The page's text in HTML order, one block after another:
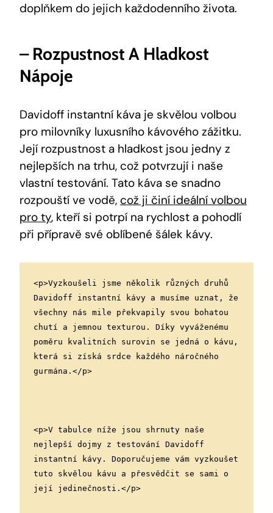
doplňkem do jejich každodenního života.
– Rozpustnost A Hladkost
Nápoje
Davidoff instantní káva je skvělou volbou
pro milovníky luxusního kávového zážitku.
Její rozpustnost a hladkost jsou jedny z
nejlepších na trhu, což potvrzují i naše
vlastní testování. Tato káva se snadno
rozpouští ve vodě, což ji činí ideální volbou
pro ty, kteří si potrpí na rychlost a pohodlí
při přípravě své oblíbené šálek kávy.
<p>Vyzkoušeli jsme několik různých druhů
Davidoff instantní kávy a musíme uznat, že
všechny nás mile překvapily svou bohatou
chutí a jemnou texturou. Díky vyváženému
poměru kvalitních surovin se jedná o kávu,
která si získá srdce každého náročného
gurmána.</p>
<p>V tabulce níže jsou shrnuty naše
nejlepší dojmy z testování Davidoff
instantní kávy. Doporučujeme vám vyzkoušet
tuto skvělou kávu a přesvědčit se sami o
její jedinečnosti.</p>